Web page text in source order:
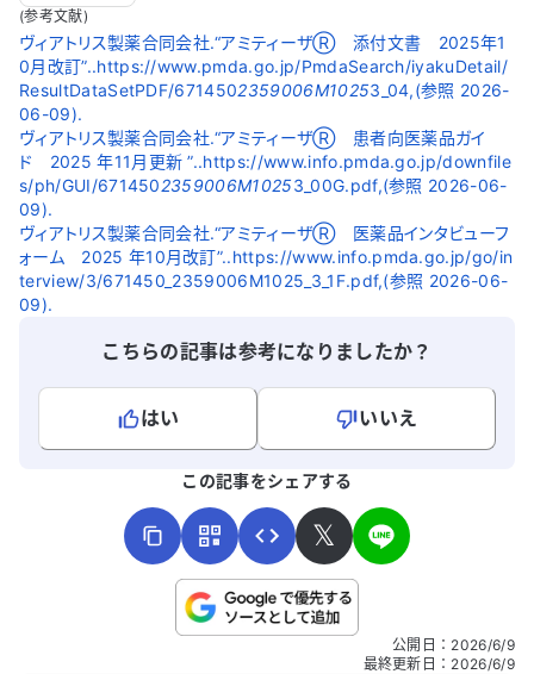
ました。その結果、体調も徐々に悪化し、
食事も思うように摂れません。 本当にい
ぼ痔なのでしょうか。また、便が正常に出
るようにするためにはどうすればよいので
しょうか。アドバイスをいただけると助か
ります。どうかよろしくお願いいたしま
す。
けると助か
いたします。
(参考文献)
ヴィアトリス製薬合同会社.“アミティーザⓇ 添付文書 2025年1
0月改訂”..https://www.pmda.go.jp/PmdaSearch/iyakuDetail/
ResultDataSetPDF/6714502359006M10253_04,(参照 2026-
06-09).
ヴィアトリス製薬合同会社.“アミティーザⓇ 患者向医薬品ガイ
ド 2025 年11月更新 ”..https://www.info.pmda.go.jp/downfile
s/ph/GUI/6714502359006M10253_00G.pdf,(参照 2026-06-
09).
ヴィアトリス製薬合同会社.“アミティーザⓇ 医薬品インタビューフ
ォーム 2025 年10月改訂”..https://www.info.pmda.go.jp/go/in
terview/3/671450_2359006M1025_3_1F.pdf,(参照 2026-06-
09).
こちらの記事は参考になりましたか？
はい
いいえ
こちらは送信専用のフォームです。氏名やご自身の病気の詳細な
この記事をシェアする
𝕏
公開日 ： 2026/6/9
最終更新日 ： 2026/6/9